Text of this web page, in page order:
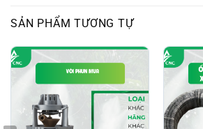
SẢN PHẨM TƯƠNG TỰ